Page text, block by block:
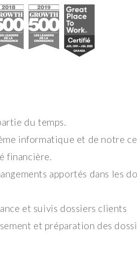
du temps.
informatique et de notre
financière.
apportés dans les
et suivis dossiers clients
et préparation des